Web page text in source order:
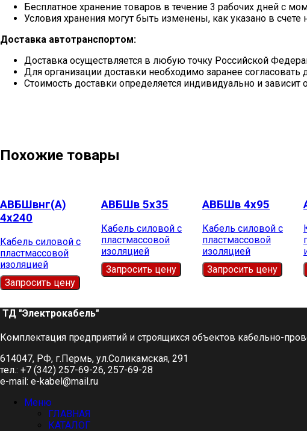
Бесплатное хранение товаров в течение 3 рабочих дней с
Условия хранения могут быть изменены, как указано в счете
Доставка автотранспортом:
Доставка осуществляется в любую точку Российской
Для организации доставки необходимо заранее
Стоимость доставки определяется индивидуально и зависит
Похожие товары
АВБШвнг(А)
4х240
Кабель силовой с
пластмассовой
изоляцией
Запросить цену
АВБШв 5х35
Кабель силовой с
пластмассовой
изоляцией
Запросить цену
АВБШв 4х95
Кабель силовой с
пластмассовой
изоляцией
Запросить цену
ТД "Электрокабель"​
Комплектация предприятий и строящихся объектов кабельно-
614047, РФ, г.Пермь, ул.Соликамская, 291
тел.: +7 (342) 257-69-26, 257-69-28
e-mail: e-kabel@mail.ru
Меню
ГЛАВНАЯ
КАТАЛОГ